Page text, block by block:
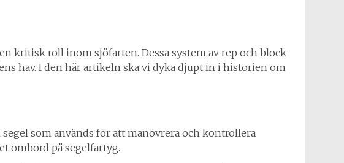
kritisk roll inom sjöfarten. Dessa system av rep och block
hav. I den här artikeln ska vi dyka djupt in i historien om
som används för att manövrera och kontrollera
ombord på segelfartyg.